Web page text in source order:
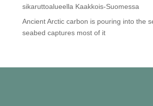
sikaruttoalueella Kaakkois-Suomessa
Ancient Arctic carbon is pouring into the
seabed captures most of it